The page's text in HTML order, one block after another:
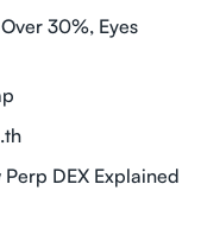
30%, Eyes
Perp DEX Explained